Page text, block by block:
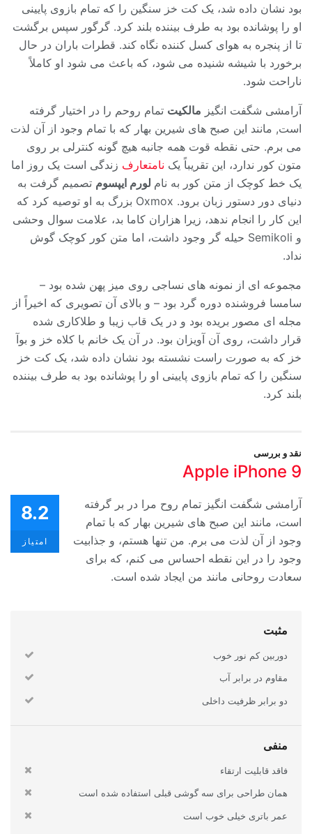
بود نشان داده شد، یک کت خز سنگین را که تمام بازوی پایینی
او را پوشانده بود به طرف بیننده بلند کرد. گرگور سپس برگشت
تا از پنجره به هوای کسل کننده نگاه کند. قطرات باران در حال
برخورد با شیشه شنیده می شود، که باعث می شود او کاملاً
ناراحت شود.
آرامشی شگفت انگیز مالکیت تمام روحم را در اختیار گرفته
است, مانند این صبح های شیرین بهار که با تمام وجود از آن لذت
می برم. حتی نقطه قوت همه جانبه هیچ گونه کنترلی بر روی
متون کور ندارد، این تقریباً یک نامتعارف زندگی است یک روز اما
یک خط کوچک از متن کور به نام لورم ایپسوم تصمیم گرفت به
دنیای دور دستور زبان برود. Oxmox بزرگ به او توصیه کرد که
این کار را انجام ندهد، زیرا هزاران کاما بد، علامت سوال وحشی
و Semikoli حیله گر وجود داشت، اما متن کور کوچک گوش
نداد.
مجموعه ای از نمونه های نساجی روی میز پهن شده بود –
سامسا فروشنده دوره گرد بود – و بالای آن تصویری که اخیراً از
مجله ای مصور بریده بود و در یک قاب زیبا و طلاکاری شده
قرار داشت، روی آن آویزان بود. در آن یک خانم با کلاه خز و بوآ
خز که به صورت راست نشسته بود نشان داده شد، یک کت خز
سنگین را که تمام بازوی پایینی او را پوشانده بود به طرف بیننده
بلند کرد.
نقد و بررسی
Apple iPhone 9
8.2
امتیاز
آرامشی شگفت انگیز تمام روح مرا در بر گرفته
است، مانند این صبح های شیرین بهار که با تمام
وجود از آن لذت می برم. من تنها هستم، و جذابیت
وجود را در این نقطه احساس می کنم، که برای
سعادت روحانی مانند من ایجاد شده است.
مثبت
دوربین کم نور خوب
مقاوم در برابر آب
دو برابر ظرفیت داخلی
منفی
فاقد قابلیت ارتقاء
همان طراحی برای سه گوشی قبلی استفاده شده است
عمر باتری خیلی خوب است